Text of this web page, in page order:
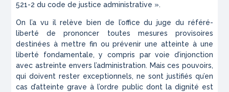
521-2 du code de justice administrative ».
On l’a vu il relève bien de l’office du juge du référé-
liberté de prononcer toutes mesures provisoires
destinées à mettre fin ou prévenir une atteinte à une
liberté fondamentale, y compris par voie d’injonction
avec astreinte envers l’administration. Mais ces pouvoirs,
qui doivent rester exceptionnels, ne sont justifiés qu’en
cas d’atteinte grave à l’ordre public dont la dignité est